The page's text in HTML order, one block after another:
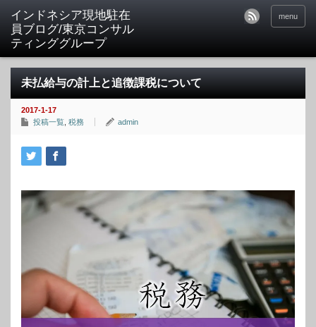
menu
未払給与の計上と追徴課税について
2017-1-17
投稿一覧 税務 admin